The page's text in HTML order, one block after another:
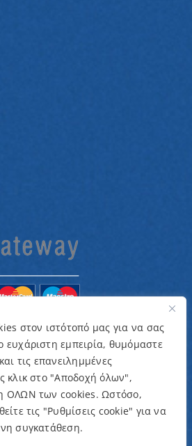
στον ιστότοπό μας για να σας
ευχάριστη εμπειρία, θυμόμαστε
τις επανειλημμένες
κλικ στο "Αποδοχή όλων",
ΟΛΩΝ των cookies. Ωστόσο,
τις "Ρυθμίσεις cookie" για να
συγκατάθεση.
– Παγκύπριος Σύνδεσμος για
και συναφείς παθήσεις «Ένα
& Developed byNETinfo
Plc